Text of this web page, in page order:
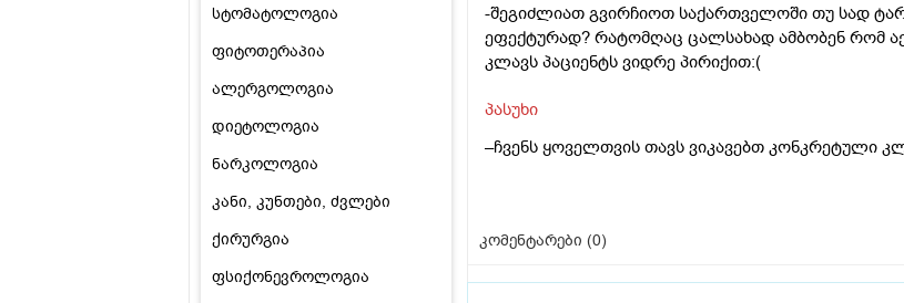
სტომატოლოგია
ფიტოთერაპია
ალერგოლოგია
დიეტოლოგია
ნარკოლოგია
კანი, კუნთები, ძვლები
ქირურგია
ფსიქონევროლოგია
-შეგიძლიათ გვირჩიოთ საქართველოში თუ სად
ეფექტურად? რატომღაც ცალსახად ამბობენ რომ
კლავს პაციენტს ვიდრე პირიქით:(
პასუხი
–ჩვენს ყოველთვის თავს ვიკავებთ კონკრეტული
კომენტარები (0)